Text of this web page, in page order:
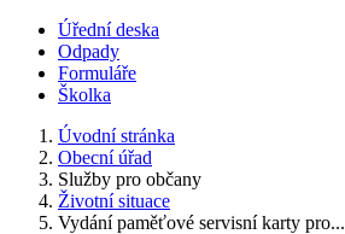
Úřední deska
Odpady
Formuláře
Školka
Úvodní stránka
Obecní úřad
Služby pro občany
Životní situace
Vydání paměťové servisní karty pro...